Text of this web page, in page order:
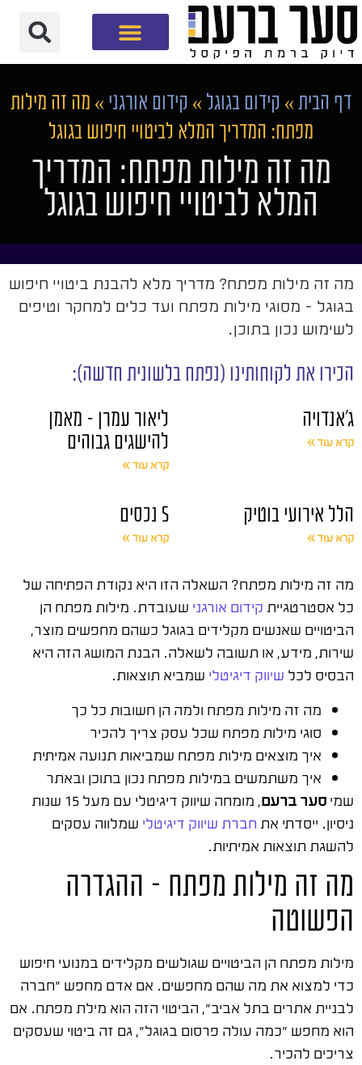
דף הבית » קידום בגוגל » קידום אורגני » מה זה מילות
מפתח: המדריך המלא לביטויי חיפוש בגוגל
מה זה מילות מפתח: המדריך
המלא לביטויי חיפוש בגוגל
מה זה מילות מפתח? מדריך מלא להבנת ביטויי חיפוש
בגוגל - מסוגי מילות מפתח ועד כלים למחקר וטיפים
לשימוש נכון בתוכן.
הכירו את לקוחותינו (נפתח בלשונית חדשה):
ג'אנדויה
קרא עוד »
ליאור עמרן – מאמן
להישגים גבוהים
קרא עוד »
הלל אירועי בוטיק
קרא עוד »
S נכסים
קרא עוד »
מה זה מילות מפתח? השאלה הזו היא נקודת הפתיחה של
כל אסטרטגיית קידום אורגני שעובדת. מילות מפתח הן
הביטויים שאנשים מקלידים בגוגל כשהם מחפשים מוצר,
שירות, מידע, או תשובה לשאלה. הבנת המושג הזה היא
הבסיס לכל שיווק דיגיטלי שמביא תוצאות.
מה זה מילות מפתח ולמה הן חשובות כל כך
סוגי מילות מפתח שכל עסק צריך להכיר
איך מוצאים מילות מפתח שמביאות תנועה אמיתית
איך משתמשים במילות מפתח נכון בתוכן ובאתר
שמיסער ברעם
, מומחה שיווק דיגיטלי עם מעל 15 שנות
ניסיון. ייסדתי את חברת שיווק דיגיטלי שמלווה עסקים
להשגת תוצאות אמיתיות.
מה זה מילות מפתח – ההגדרה
הפשוטה
מילות מפתח הן הביטויים שגולשים מקלידים במנועי חיפוש
כדי למצוא את מה שהם מחפשים. אם אדם מחפש "חברה
לבניית אתרים בתל אביב", הביטוי הזה הוא מילת מפתח. אם
הוא מחפש "כמה עולה פרסום בגוגל", גם זה ביטוי שעסקים
צריכים להכיר.